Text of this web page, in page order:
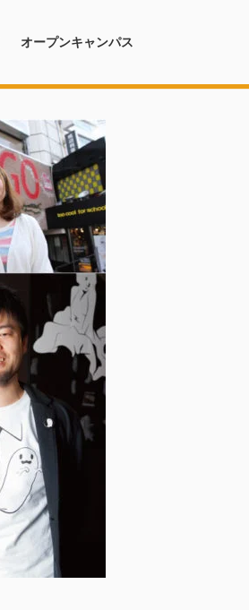
オープンキャンパス